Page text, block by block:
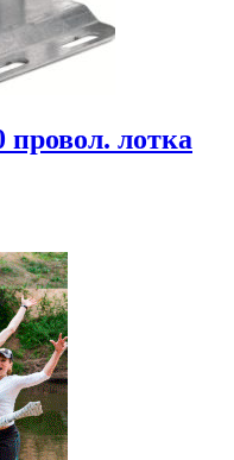
провол. лотка